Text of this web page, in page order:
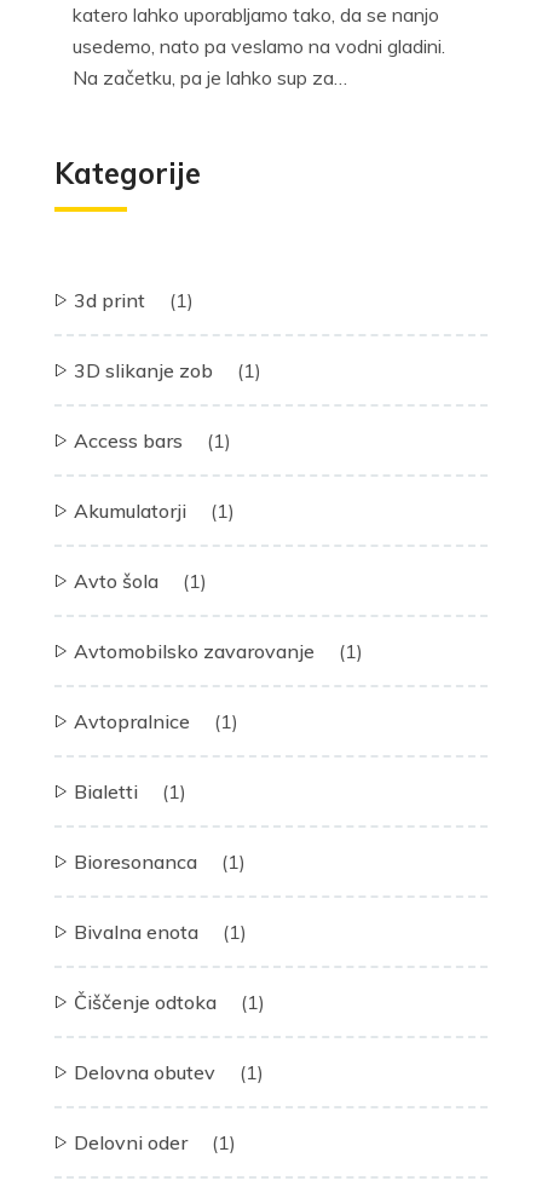
katero lahko uporabljamo tako, da se nanjo
usedemo, nato pa veslamo na vodni gladini.
Na začetku, pa je lahko sup za…
Kategorije
3d print (1)
3D slikanje zob (1)
Access bars (1)
Akumulatorji (1)
Avto šola (1)
Avtomobilsko zavarovanje (1)
Avtopralnice (1)
Bialetti (1)
Bioresonanca (1)
Bivalna enota (1)
Čiščenje odtoka (1)
Delovna obutev (1)
Delovni oder (1)